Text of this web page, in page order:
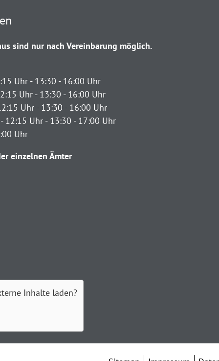
sind nur nach Vereinbarung möglich.
Uhr - 13:30 - 16:00 Uhr
Uhr - 13:30 - 16:00 Uhr
Uhr - 13:30 - 16:00 Uhr
12:15 Uhr - 13:30 - 17:00 Uhr
Uhr
einzelnen Ämter
Inhalte laden?